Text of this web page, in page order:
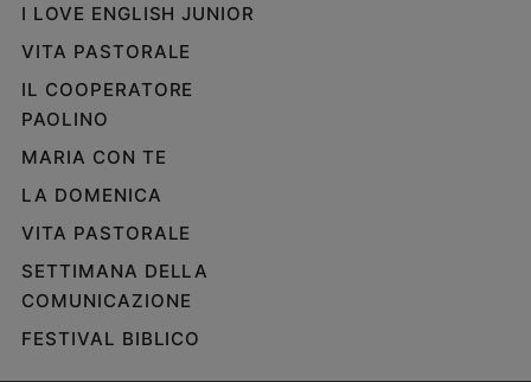
I LOVE ENGLISH JUNIOR
VITA PASTORALE
IL COOPERATORE
PAOLINO
MARIA CON TE
LA DOMENICA
VITA PASTORALE
SETTIMANA DELLA
COMUNICAZIONE
FESTIVAL BIBLICO